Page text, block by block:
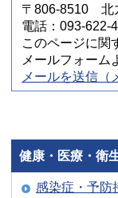
〒806-8510 北
電話：093-
このページに関
メールフォーム
メールを送信（
健康・医療・衛
感染症・予防